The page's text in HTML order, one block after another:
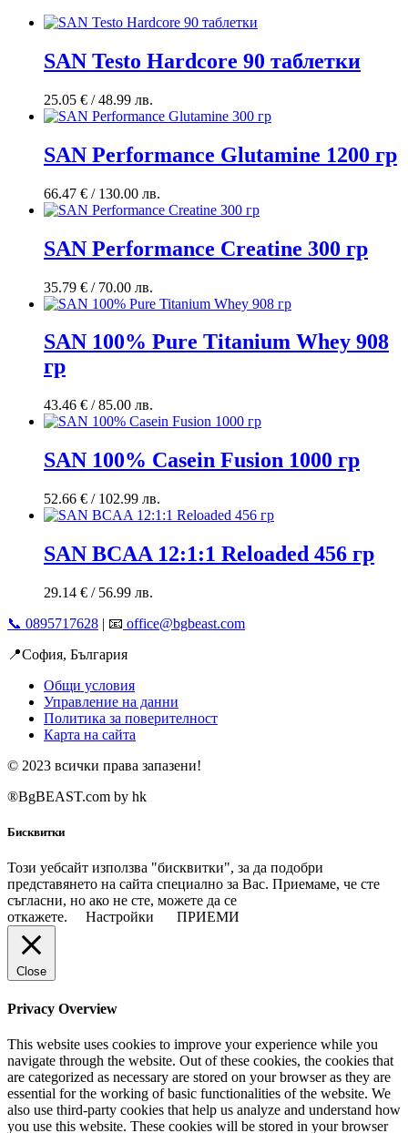
SAN Testo Hardcore 90 таблетки
25.05 € / 48.99 лв.
SAN Performance Glutamine 1200 гр
66.47 € / 130.00 лв.
SAN Performance Creatine 300 гр
35.79 € / 70.00 лв.
SAN 100% Pure Titanium Whey 908
гр
43.46 € / 85.00 лв.
SAN 100% Casein Fusion 1000 гр
52.66 € / 102.99 лв.
SAN BCAA 12:1:1 Reloaded 456 гр
29.14 € / 56.99 лв.
📞 0895717628 | 📧 office@bgbeast.com
📍София, България
Общи условия
Управление на данни
Политика за поверителност
Карта на сайта
© 2023 всички права запазени!
®BgBEAST.com by hk
Бисквитки
Този уебсайт използва "бисквитки", за да подобри
представянето на сайта специално за Вас. Приемаме, че сте
съгласни, но ако не сте, можете да се
откажете.
Настройки ПРИЕМИ
Close
Privacy Overview
This website uses cookies to improve your experience while you
navigate through the website. Out of these cookies, the cookies that
are categorized as necessary are stored on your browser as they are
essential for the working of basic functionalities of the website. We
also use third-party cookies that help us analyze and understand how
you use this website. These cookies will be stored in your browser